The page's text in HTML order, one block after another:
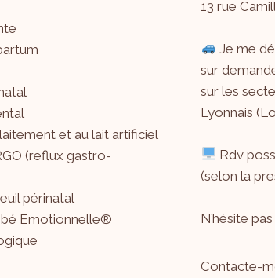
et au lait artificiel
(reflux gastro-
périnatal
Emotionnelle®
13 rue
Je me
sur
sur les
Lyonnais
Rdv
(selon la
N’hésite
Contacte-